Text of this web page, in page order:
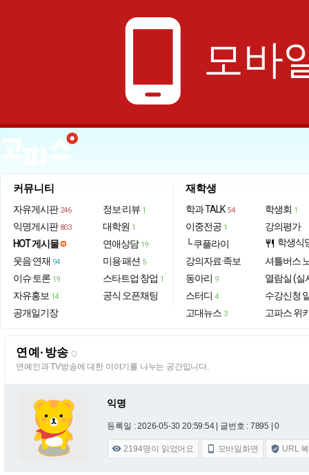
phone_android 모바
커뮤니티
자유게시판 246
익명게시판 803
HOT 게시물
웃음·연재 94
이슈·토론 19
자유홍보 14
공개일기장
정보·리뷰 1
대학원 1
연애상담 19
미용·패션 5
스타트업·창업 1
공식 오픈채팅
재학생
학과 TALK 54
이중전공 1
└ 쿠플라이
강의자료·족보
동아리 9
스터디 4
고대뉴스 3
학생회 1
강의평가
restaurant 학생식
셔틀버스
열람실 (실
수강신청
고파스 위
연예·방송 Q
연예인과 TV방송에 대한 이야기를 나누는 공간입니다.
익명
등록일 : 2026-05-30 20:59:54 | 글번호 : 7895 | 0
 2194명이 읽었어요  모바일화면  URL